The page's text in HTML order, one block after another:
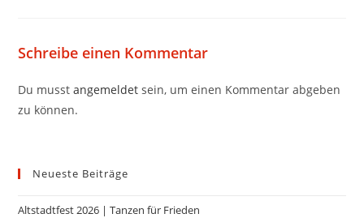
Schreibe einen Kommentar
Du musstangemeldet sein, um einen Kommentar abgeben
zu können.
Neueste Beiträge
Altstadtfest 2026 | Tanzen für Frieden